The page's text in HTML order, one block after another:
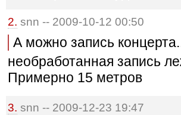
2. snn -- 2009-10-12 00:50
А можно запись
необработанная запись
Примерно 15 метров
3. snn -- 2009-12-23 19:47